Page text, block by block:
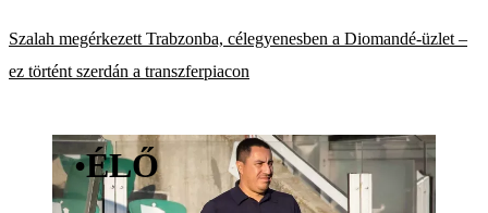
Szalah megérkezett Trabzonba, célegyenesben a Diomandé-üzlet –
ez történt szerdán a transzferpiacon
•ÉLŐ